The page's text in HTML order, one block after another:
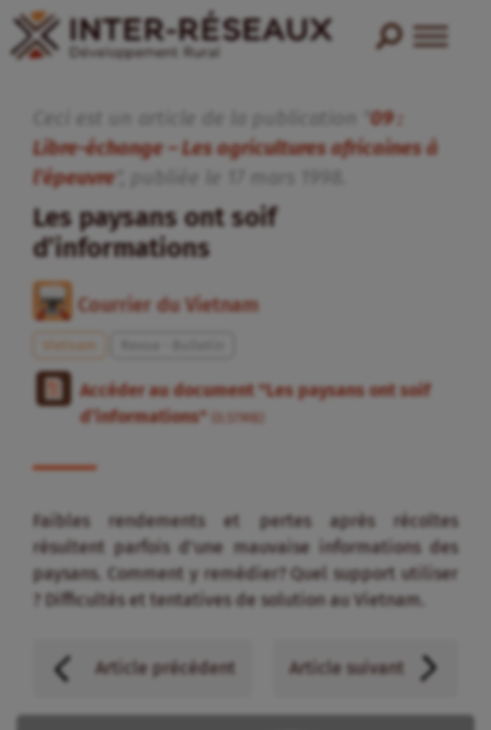
09 :
Libre-échange – Les agricultures africaines à
l’épeuvre
Les paysans ont soif
d’informations
Courrier du Vietnam
Vietnam
Accéder au document "Les paysans ont soif
d’informations"
(0.57MB)
Faibles rendements et pertes après récoltes
résultent parfois d’une mauvaise informations des
paysans. Comment y remédier? Quel support utiliser
? Difficultés et tentatives de solution au Vietnam.
Article précédent Article suivant